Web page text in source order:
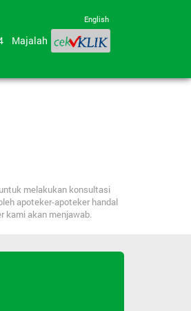
English
Majalah
melakukan konsultasi
apoteker-apoteker handal
kami akan menjawab.